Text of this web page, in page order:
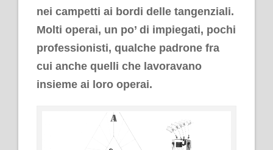
nei campetti ai bordi delle tangenziali.
Molti operai, un po’ di impiegati, pochi
professionisti, qualche padrone fra
cui anche quelli che lavoravano
insieme ai loro operai.